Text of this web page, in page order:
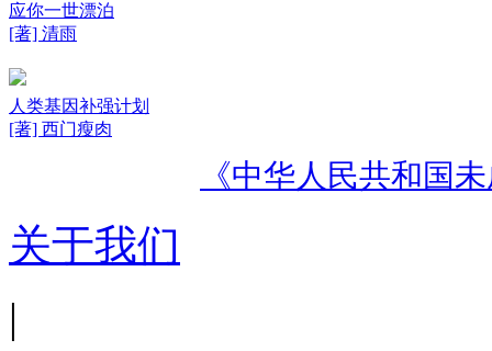
应你一世漂泊
[著] 清雨
人类基因补强计划
[著] 西门瘦肉
《中华人民共和国
关于我们
|